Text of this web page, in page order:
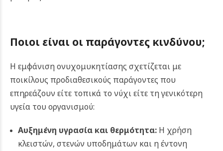
Ποιοι είναι οι παράγοντες κινδύνου;
Η εμφάνιση ονυχομυκητίασης σχετίζεται με
ποικίλους προδιαθεσικούς παράγοντες που
επηρεάζουν είτε τοπικά το νύχι είτε τη γενικότερη
υγεία του οργανισμού:
Αυξημένη υγρασία και θερμότητα:Η χρήση
κλειστών, στενών υποδημάτων και η έντονη